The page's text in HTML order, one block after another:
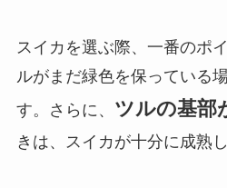
スイカを選ぶ際、一番のポ
ルがまだ緑色を保っている
す。さらに、 ツルの基部
きは、スイカが十分に成熟